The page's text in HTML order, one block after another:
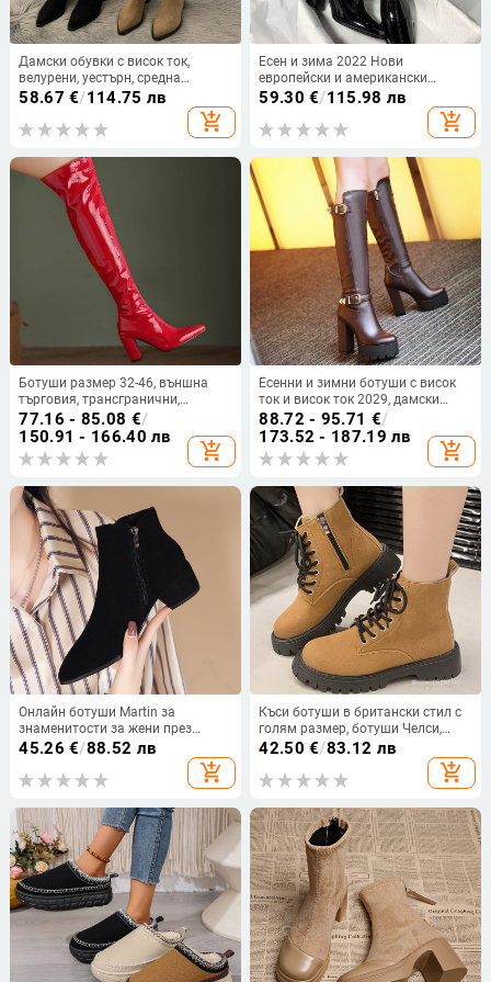
Дамски обувки с висок ток,
велурени, уестърн, средна
дължина, нови за есен и зима
2024, с поларена подплата,
заострени дълги рицарски
58.67 €/114.75 лв
add_shopping_cart
Есен и зима 2022 Нови
европейски и американски
заострени лачени черни дебели
токчета на висок ток за жени,
еластични тънки ботуши, модни
59.30 €/115.98 лв
add_shopping_cart
Ботуши размер 32-46, външна
търговия, трансгранични,
заострени, ботуши до коляното с
дебел ток, нови, лачени, дамски
ботуши, модни ботуши
77.16 - 85.08 €/
150.91 - 166.40 лв
add_shopping_cart
Есенни и зимни ботуши с висок
ток и висок ток 2029, дамски
водоустойчиви дълги ботуши с
дебел ток и цип отстрани,
рицарски ботуши
88.72 - 95.71 €/
173.52 - 187.19 лв
add_shopping_cart
Онлайн ботуши Martin за
знаменитости за жени през
есента и зимата 2022, нови
корейски стил, къси ботуши с
дебел ток, мотоциклетни,
45.26 €/88.52 лв
add_shopping_cart
Къси ботуши в британски стил с
голям размер, ботуши Челси,
дамски, с къс ток и връзки, тънки
42.50 €/83.12 лв
add_shopping_cart